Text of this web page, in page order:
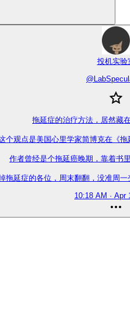
投机实验
@
拖延症的治疗方法，居然藏
个观点是美国心里学家简博克在《拖
作者曾经是个拖延癌晚期，靠着书
掉拖延症的各位，周末翻翻，没
10:18 AM · Apr